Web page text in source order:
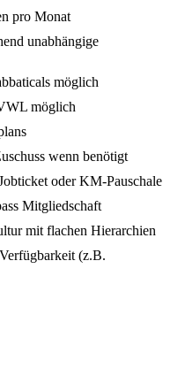
pro Monat
unabhängige
möglich
möglich
wenn benötigt
oder KM-Pauschale
Mitgliedschaft
mit flachen Hierarchien
(z.B.